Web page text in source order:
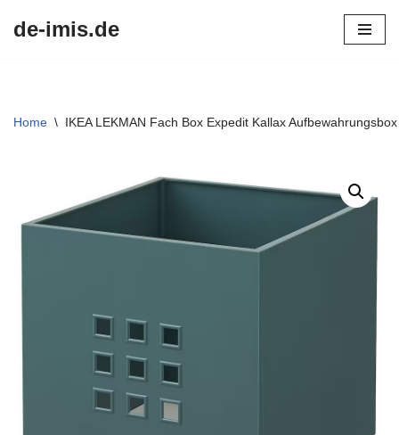
de-imis.de
Home \ IKEA LEKMAN Fach Box Expedit Kallax